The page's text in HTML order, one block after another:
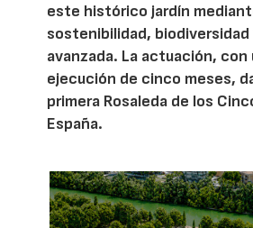
este histórico jardín
sostenibilidad,
avanzada. La actuación, con
ejecución de cinco meses,
primera Rosaleda de los
España.